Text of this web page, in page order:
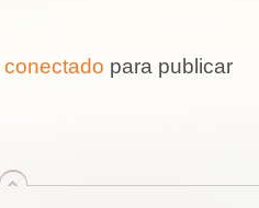
conectado para publicar
arriba